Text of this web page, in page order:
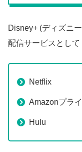
Disney+ (ディズニ
配信サービスとして
Netflix
Amazonプラ
Hulu